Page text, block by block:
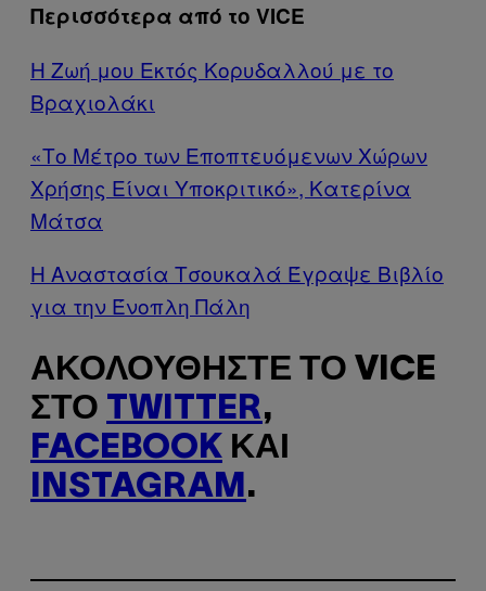
Περισσότερα από το VICE
Η Ζωή μου Εκτός Κορυδαλλού με το
Βραχιολάκι
«Το Μέτρο των Εποπτευόμενων Χώρων
Χρήσης Είναι Υποκριτικό», Κατερίνα
Μάτσα
Η Αναστασία Τσουκαλά Έγραψε Βιβλίο
για την Ένοπλη Πάλη
ΑΚΟΛΟΥΘΉΣΤΕ ΤΟ VICE
ΣΤΟ TWITTER,
FACEBOOK ΚΑΙ
INSTAGRAM .